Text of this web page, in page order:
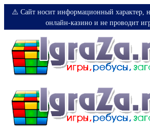
⚠️ Сайт носит информационный характер,
онлайн-казино и не проводит